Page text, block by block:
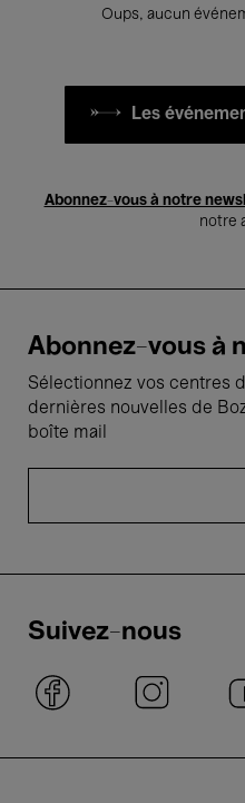
Oups, aucun
Les
Abonnez-vous à notre
notre
Abonnez-vous à
Sélectionnez vos centres
dernières nouvelles de
boîte mail
Suivez-nous